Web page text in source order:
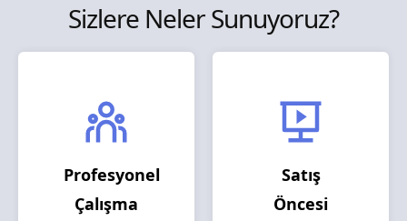
Sizlere Neler Sunuyoruz?
Profesyonel
Çalışma
Satış
Öncesi